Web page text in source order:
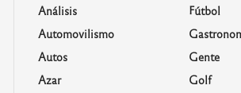
Análisis
Automovilismo
Autos
Azar
Fútbol
Gente
Golf